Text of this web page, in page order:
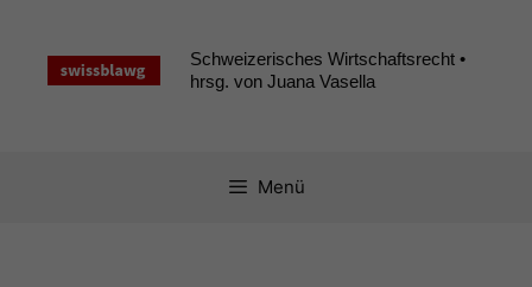
springen
Schweizerisches Wirtschaftsrecht •
hrsg. von Juana Vasella
Menü